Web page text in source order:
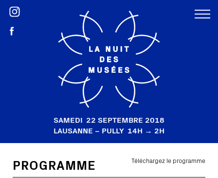
SAMEDI 22 SEPTEMBRE 2018
LAUSANNE – PULLY 14H → 2H
PROGRAMME Téléchargez le programme